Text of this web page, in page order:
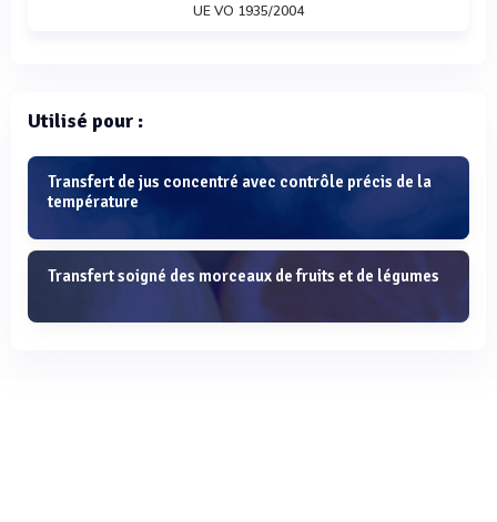
UE VO 1935/2004
Utilisé pour :
Transfert de jus concentré avec contrôle précis de la
température
Transfert soigné des morceaux de fruits et de légumes